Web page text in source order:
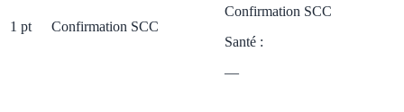
1 pt Confirmation SCC
Confirmation SCC
Santé :
—